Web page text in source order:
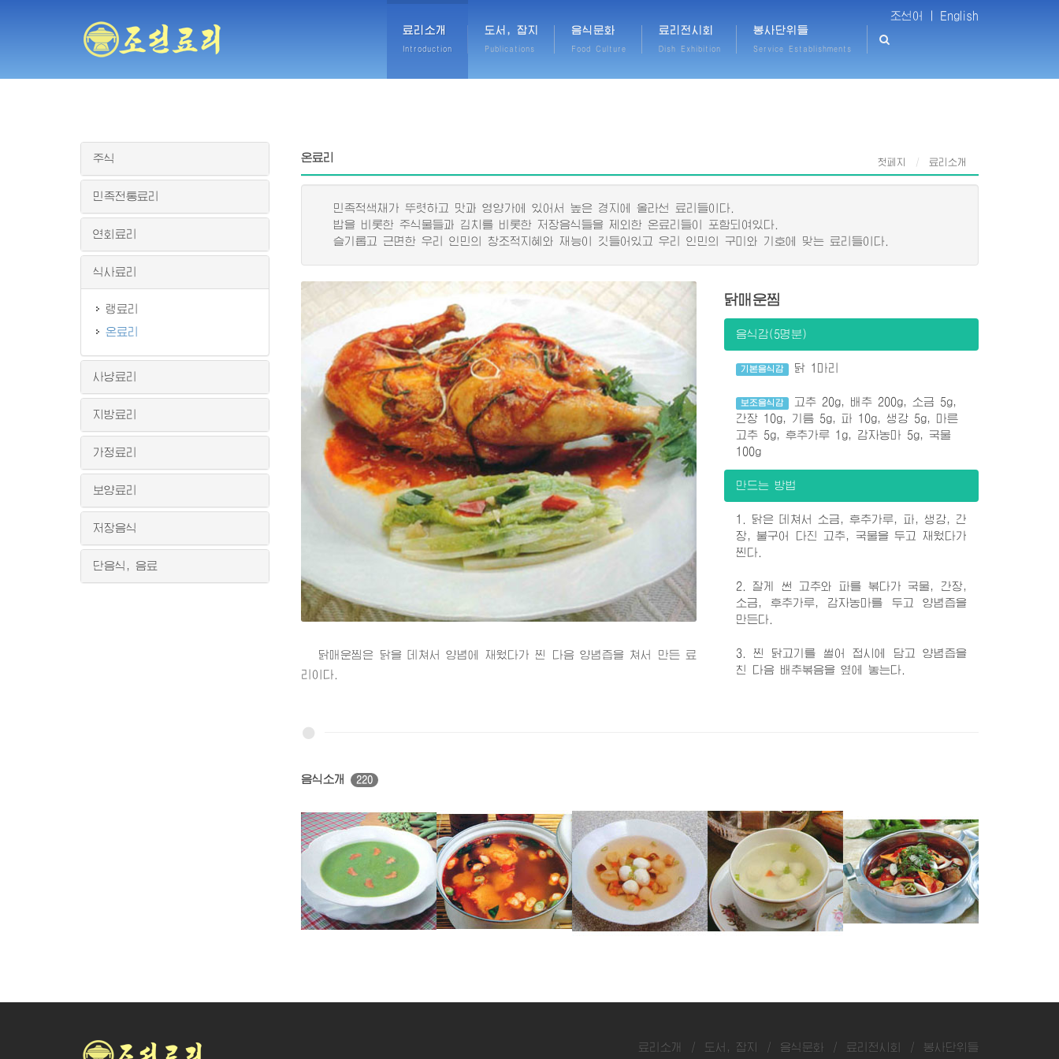
조선어 | English
료리소개
Introduction
도서, 잡지
Publications
음식문화
Food Culture
료리전시회
Dish Exhibition
봉사단위들
Service Establishments
온료리 첫페지 료리소개
민족적색채가 뚜렷하고 맛과 영양가에 있어서 높은 경지에 올라선 료리들이다.
밥을 비롯한 주식물들과 김치를 비롯한 저장음식들을 제외한 온료리들이 포함되여있다.
슬기롭고 근면한 우리 인민의 창조적지혜와 재능이 깃들어있고 우리 인민의 구미와 기호에 맞는 료리들이다.
닭매운찜은 닭을 데쳐서 양념에 재웠다가 찐 다음 양념즙을 쳐서 만든 료
리이다.
닭매운찜
음식감(5명분)
기본음식감 닭 1마리
보조음식감
고추 20g, 배추 200g, 소금 5g,
간장 10g, 기름 5g, 파 10g, 생강 5g, 마른
고추 5g, 후추가루 1g, 감자농마 5g, 국물
100g
만드는 방법
1. 닭은 데쳐서 소금, 후추가루, 파, 생강, 간
장, 불구어 다진 고추, 국물을 두고 재웠다가
찐다.
2. 잘게 썬 고추와 파를 볶다가 국물, 간장,
소금, 후추가루, 감자농마를 두고 양념즙을
만든다.
3. 찐 닭고기를 썰어 접시에 담고 양념즙을
친 다음 배추볶음을 옆에 놓는다.
음식소개 220
주식
민족전통료리
연회료리
식사료리
랭료리
온료리
사냥료리
지방료리
가정료리
보양료리
저장음식
단음식, 음료
료리소개 / 도서, 잡지 / 음식문화 / 료리전시회 / 봉사단위들